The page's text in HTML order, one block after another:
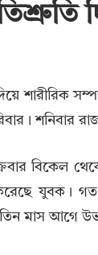
শারীরিক
শনিবার
বিকেল
যুবক। গত
তিন মাস আগে